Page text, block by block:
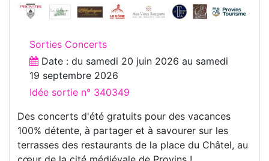
Sorties Concerts
Date : du samedi 20 juin 2026 au samedi
19 septembre 2026
Idée sortie n° 340349
Des concerts d'été gratuits pour des vacances
100% détente, à partager et à savourer sur les
terrasses des restaurants de la place du Châtel, au